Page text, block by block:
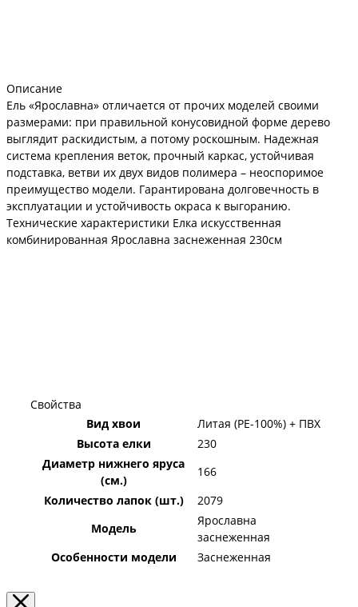
Описание
Ель «Ярославна» отличается от прочих моделей своими
размерами: при правильной конусовидной форме дерево
выглядит раскидистым, а потому роскошным. Надежная
система крепления веток, прочный каркас, устойчивая
подставка, ветви их двух видов полимера – неоспоримое
преимущество модели. Гарантирована долговечность в
эксплуатации и устойчивость окраса к выгоранию.
Технические характеристики Елка искусственная
комбинированная Ярославна заснеженная 230см
Свойства
Вид хвои
Литая (PE-100%) + ПВХ
Высота елки
230
Диаметр нижнего яруса
(см.)
166
Количество лапок (шт.)
2079
Модель
Ярославна
заснеженная
Особенности модели
Заснеженная